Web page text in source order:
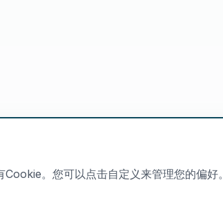
。您可以点击自定义来管理您的偏好。